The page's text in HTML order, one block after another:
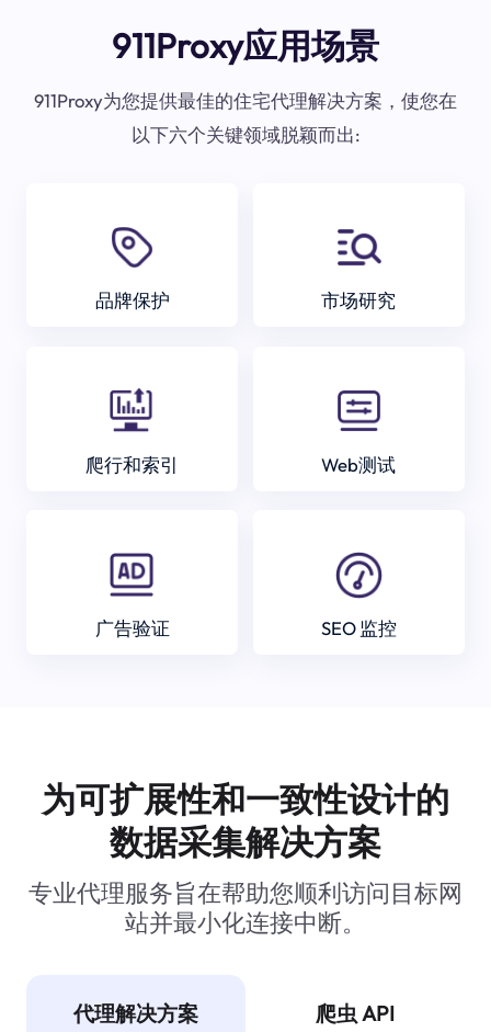
911Proxy应用场景
911Proxy为您提供最佳的住宅代理解决方案，使您在
以下六个关键领域脱颖而出:
品牌保护 市场研究
爬行和索引 Web测试
广告验证 SEO 监控
为可扩展性和一致性设计的
数据采集解决方案
专业代理服务旨在帮助您顺利访问目标网
站并最小化连接中断。
代理解决方案 爬虫 API